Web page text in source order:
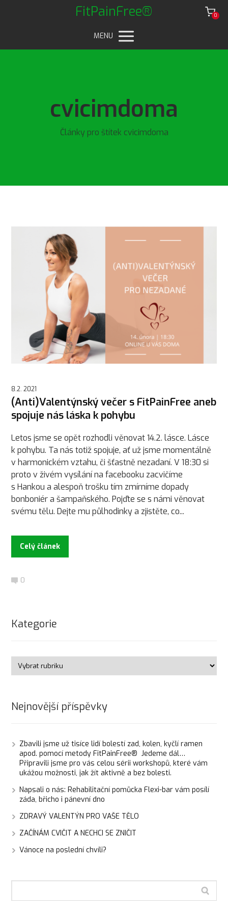
FitPainFree® 0
MENU
cvicimdoma
Články pro štítek cvicimdoma
8.2. 2021
(Anti)Valentýnský večer s FitPainFree aneb
spojuje nás láska k pohybu
Letos jsme se opět rozhodli věnovat 14.2. lásce. Lásce
k pohybu. Ta nás totiž spojuje, ať už jsme momentálně
v harmonickém vztahu, či šťastně nezadaní. V 18:30 si
proto v živém vysílání na facebooku zacvičíme
s Hankou a alespoň trošku tím zmírníme dopady
bonboniér a šampaňského. Pojďte se s námi věnovat
svému tělu. Dejte mu půlhodinky a zjistěte, co...
Celý článek
0
Kategorie
Nejnovější příspěvky
Zbavili jsme už tisíce lidí bolestí zad, kolen, kyčlí ramen
apod. pomocí metody FitPainFree® Jedeme dál…
Připravili jsme pro vás celou sérii workshopů, které vám
ukážou možnosti, jak žít aktivně a bez bolesti.
Napsali o nás: Rehabilitační pomůcka Flexi-bar vám posílí
záda, břicho i pánevní dno
ZDRAVÝ VALENTÝN PRO VAŠE TĚLO
ZAČÍNÁM CVIČIT A NECHCI SE ZNIČIT
Vánoce na poslední chvíli?